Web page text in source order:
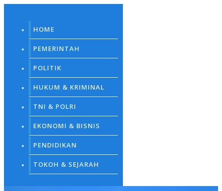
HOME
PEMERINTAH
POLITIK
HUKUM & KRIMINAL
TNI & POLRI
EKONOMI & BISNIS
PENDIDIKAN
TOKOH & SEJARAH